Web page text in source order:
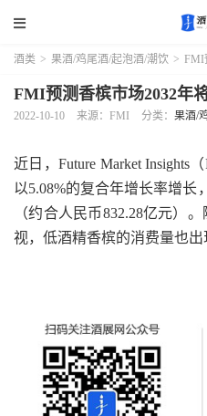
酒类 > 果酒/鸡尾酒/起泡酒/潮饮 > FMI
FMI预测香槟市场2032年
2022-10-10 来源：FMI 分类： 果酒/
近日，Future Market Insights
以5.08%的复合年增长率增长
（约合人民币832.28亿元）
视，低酒精香槟的消费量也出